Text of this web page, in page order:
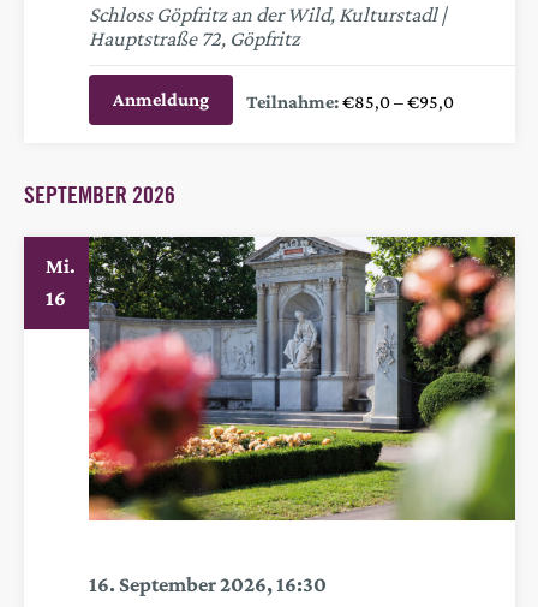
Schloss Göpfritz an der Wild, Kulturstadl
Hauptstraße 72, Göpfritz
Anmeldung €85,0 – €95,0
SEPTEMBER 2026
Mi.
16
16. September 2026, 16:30